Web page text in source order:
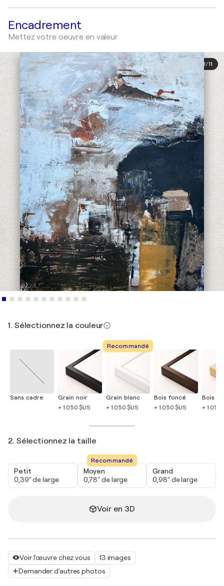
Voir l'œuvre chez vous
13 images
Demander d'autres photos
Encadrement
Mettez votre oeuvre en valeur
1/11
1. Sélectionnez la couleur
Sans cadre
Grain noir
+ 1 050 $US
Recommandé
Grain blanc
+ 1 050 $US
Bois foncé
+ 1 050 $US
Bois
+ 1 050
2. Sélectionnez la taille
Petit
0,39" de large
Recommandé
Moyen
0,78" de large
Grand
0,98" de large
Voir en 3D